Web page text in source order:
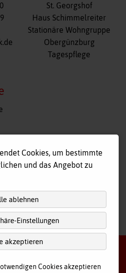
St. Georgshof
Haus Schimmelreiter
Stationäre Wohngruppe
Obergünzburg
Tagespflege
oben
Cookies, um bestimmte
und das Angebot zu
ablehnen
Einstellungen
akzeptieren
Cookies akzeptieren